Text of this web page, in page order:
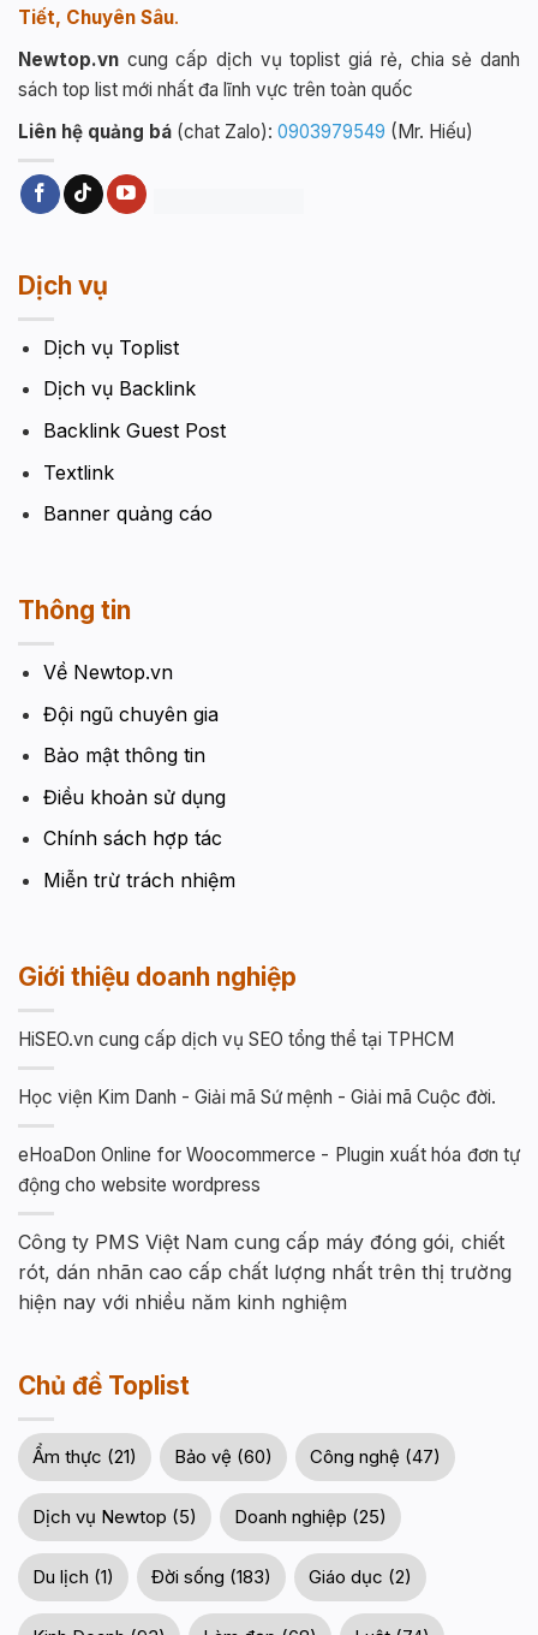
Tiết, Chuyên Sâu.
Newtop.vn cung cấp dịch vụ toplist giá rẻ, chia sẻ danh
sách top list mới nhất đa lĩnh vực trên toàn quốc
Liên hệ quảng bá (chat Zalo): 0903979549 (Mr. Hiếu)
Dịch vụ
Dịch vụ Toplist
Dịch vụ Backlink
Backlink Guest Post
Textlink
Banner quảng cáo
Thông tin
Về Newtop.vn
Đội ngũ chuyên gia
Bảo mật thông tin
Điều khoản sử dụng
Chính sách hợp tác
Miễn trừ trách nhiệm
Giới thiệu doanh nghiệp
HiSEO.vn cung cấp dịch vụ SEO tổng thể tại TPHCM
Học viện Kim Danh - Giải mã Sứ mệnh - Giải mã Cuộc đời.
eHoaDon Online for Woocommerce - Plugin xuất hóa đơn tự
động cho website wordpress
Công ty PMS Việt Nam cung cấp máy đóng gói, chiết
rót, dán nhãn cao cấp chất lượng nhất trên thị trường
hiện nay với nhiều năm kinh nghiệm
Chủ đề Toplist
Ẩm thực (21) Bảo vệ (60) Công nghệ (47)
Dịch vụ Newtop (5) Doanh nghiệp (25)
Du lịch (1) Đời sống (183) Giáo dục (2)